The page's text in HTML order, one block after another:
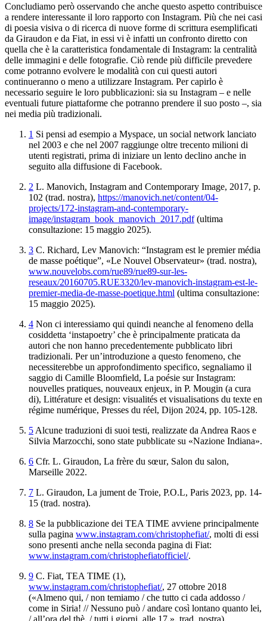
Concludiamo però osservando che anche questo aspetto contribuisce
a rendere interessante il loro rapporto con Instagram. Più che nei casi
di poesia visiva o di ricerca di nuove forme di scrittura esemplificati
da Giraudon e da Fiat, in essi vi è infatti un confronto diretto con
quella che è la caratteristica fondamentale di Instagram: la centralità
delle immagini e delle fotografie. Ciò rende più difficile prevedere
come potranno evolvere le modalità con cui questi autori
continueranno o meno a utilizzare Instagram. Per capirlo è
necessario seguire le loro pubblicazioni: sia su Instagram – e nelle
eventuali future piattaforme che potranno prendere il suo posto –, sia
nei media più tradizionali.
1 Si pensi ad esempio a Myspace, un social network lanciato
nel 2003 e che nel 2007 raggiunge oltre trecento milioni di
utenti registrati, prima di iniziare un lento declino anche in
seguito alla diffusione di Facebook.
2 L. Manovich, Instagram and Contemporary Image, 2017, p.
102 (trad. nostra), https://manovich.net/content/04-
projects/172-instagram-and-contemporary-
image/instagram_book_ manovich_2017.pdf(ultima
consultazione: 15 maggio 2025).
3 C. Richard, Lev Manovich: “Instagram est le premier média
de masse poétique”, «Le Nouvel Observateur» (trad. nostra),
www.nouvelobs.com/rue89/rue89-sur-les-
reseaux/20160705.RUE3320/lev-manovich-instagram-est-le-
premier-media-de-masse-poetique.html (ultima consultazione:
15 maggio 2025).
4 Non ci interessiamo qui quindi neanche al fenomeno della
cosiddetta ‘instapoetry’ che è principalmente praticata da
autori che non hanno precedentemente pubblicato libri
tradizionali. Per un’introduzione a questo fenomeno, che
necessiterebbe un approfondimento specifico, segnaliamo il
saggio di Camille Bloomfield, La poésie surInstagram:
nouvelles pratiques, nouveaux enjeux, in P. Mougin (a cura
di), Littérature et design: visualités et visualisations du texte en
régime numérique, Presses du réel, Dijon 2024, pp. 105-128.
5 Alcune traduzioni di suoi testi, realizzate da Andrea Raos e
Silvia Marzocchi, sono state pubblicate su «Nazione Indiana».
6 Cfr. L. Giraudon, La frère du sœur, Salon du salon,
Marseille 2022.
7 L. Giraudon, La jument de Troie, P.O.L, Paris 2023, pp. 14-
15 (trad. nostra).
8 Se la pubblicazione dei TEA TIME avviene principalmente
sulla pagina www.instagram.com/christophefiat/, molti di essi
sono presenti anche nella seconda pagina di Fiat:
www.instagram.com/christophefiatofficiel/.
9 C. Fiat, TEA TIME (1),
www.instagram.com/christophefiat/, 27 ottobre 2018
(«Almeno qui, / non temiamo / che tutto ci cada addosso /
come in Siria! // Nessuno può / andare così lontano quanto lei,
/ all’ora del thè, / tutti i giorni, alle 17.», trad. nostra).